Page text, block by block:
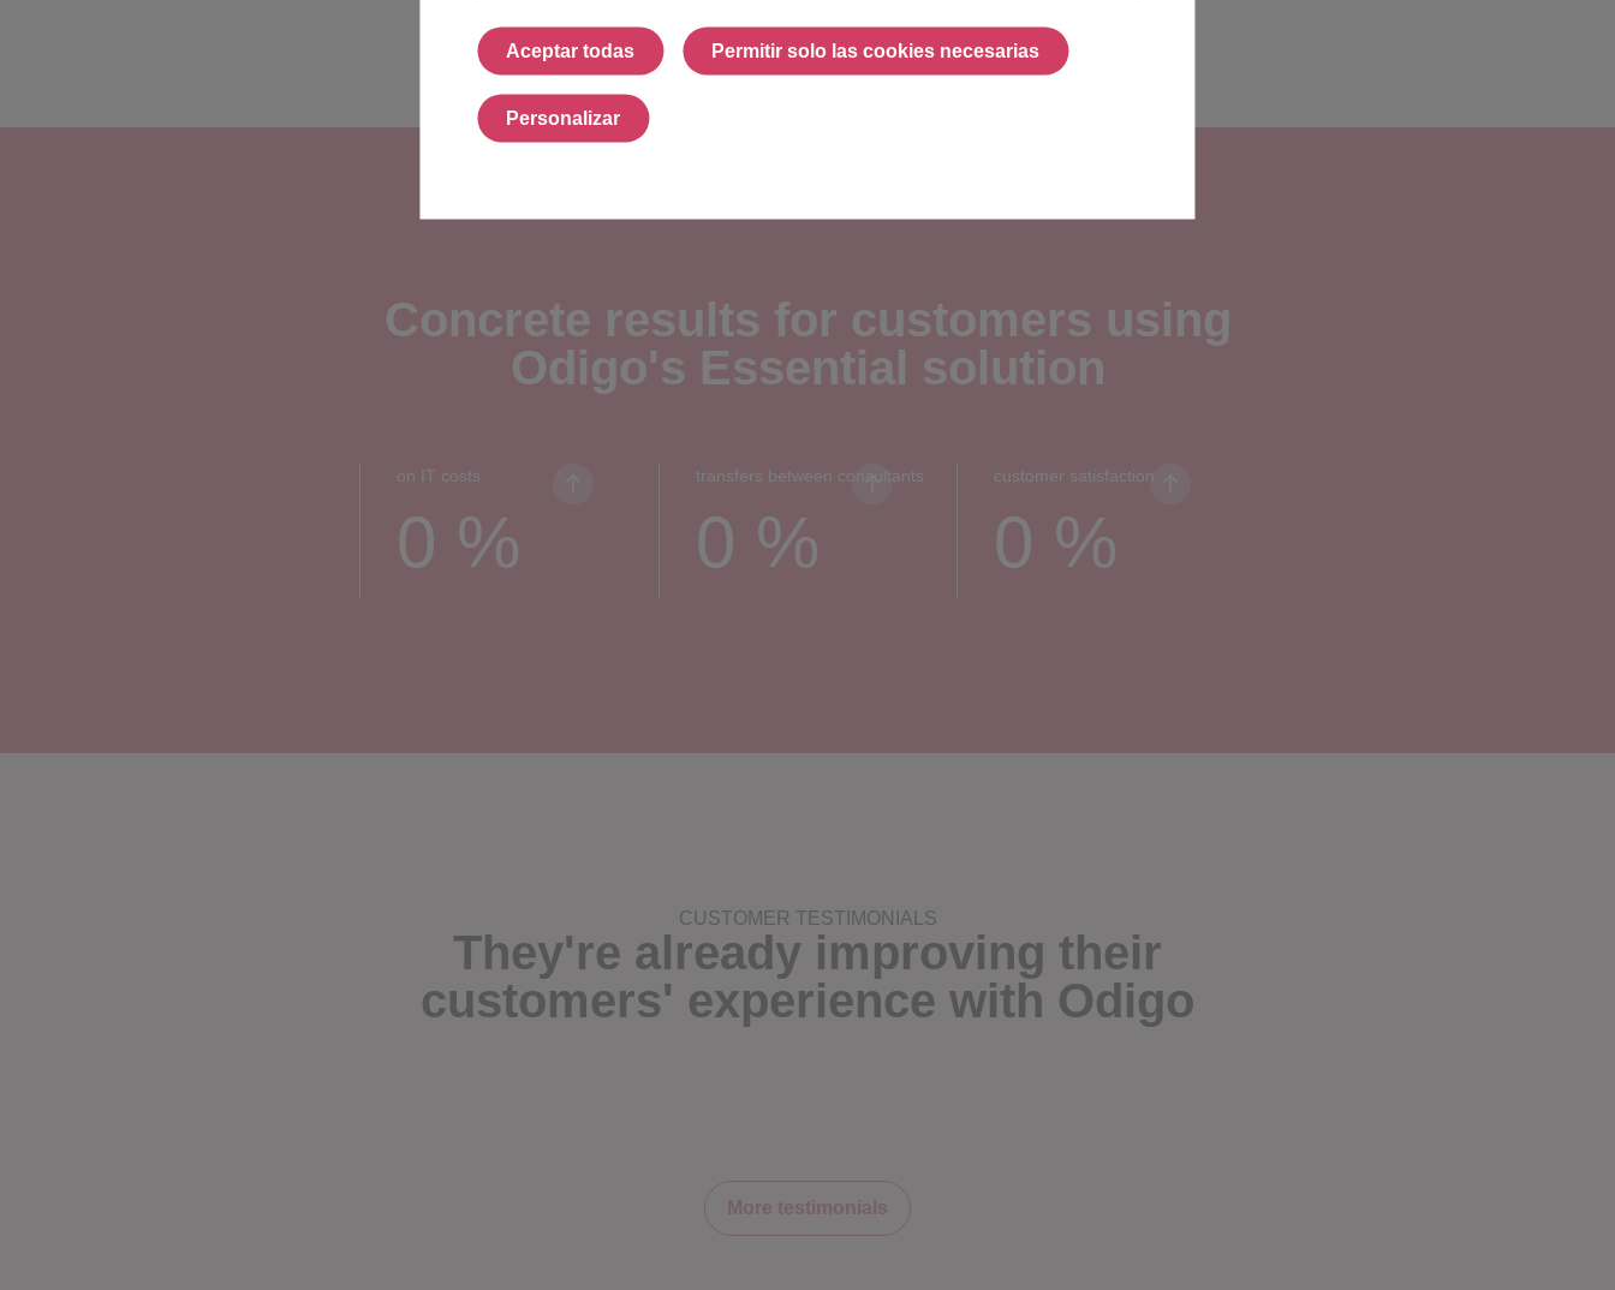
Aceptar todas
Aceptar todas
Permitir solo las cookies necesarias
Permitir solo las cookies necesarias
Personalizar
Personalizar
Concrete results for customers using
Odigo's Essential solution
on IT costs
0 %
transfers between consultants
0 %
customer satisfaction
0 %
CUSTOMER TESTIMONIALS
They're already improving their
customers' experience with Odigo
More testimonials